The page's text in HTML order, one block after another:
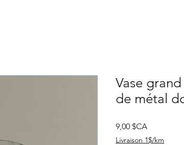
Vase
de métal
9,00 $CA
Livraison 1$/km